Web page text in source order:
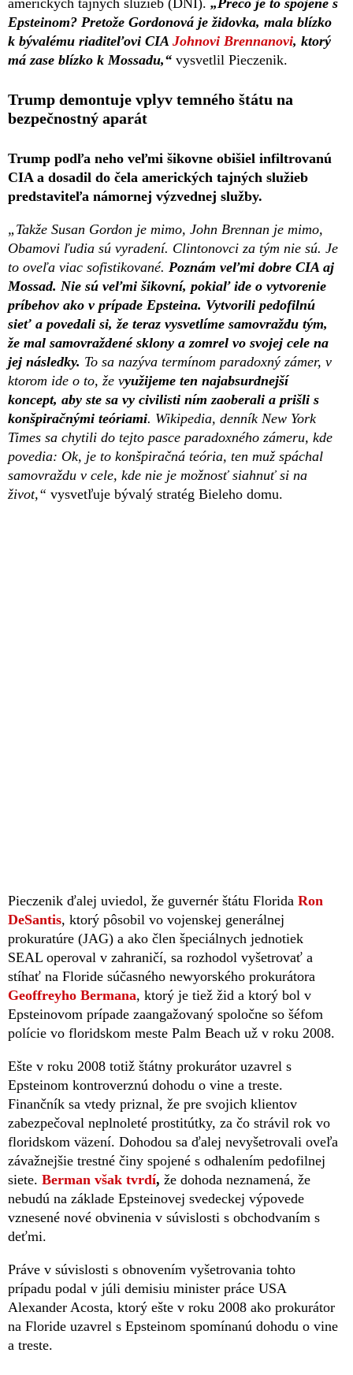
Epsteinom? Pretože Gordonová je židovka, mala blízko
k bývalému riaditeľovi CIA Johnovi Brennanovi, ktorý
má zase blízko k Mossadu,“ vysvetlil Pieczenik.
Trump demontuje vplyv temného štátu na
bezpečnostný aparát
Trump podľa neho veľmi šikovne obišiel infiltrovanú
CIA a dosadil do čela amerických tajných služieb
predstaviteľa námornej výzvednej služby.
„Takže Susan Gordon je mimo, John Brennan je mimo,
Obamovi ľudia sú vyradení. Clintonovci za tým nie sú. Je
to oveľa viac sofistikované. Poznám veľmi dobre CIA aj
Mossad. Nie sú veľmi šikovní, pokiaľ ide o vytvorenie
príbehov ako v prípade Epsteina. Vytvorili pedofilnú
sieť a povedali si, že teraz vysvetlíme samovraždu tým,
že mal samovraždené sklony a zomrel vo svojej cele na
jej následky. To sa nazýva termínom paradoxný zámer, v
ktorom ide o to, že využijeme ten najabsurdnejší
koncept, aby ste sa vy civilisti ním zaoberali a prišli s
konšpiračnými teóriami. Wikipedia, denník New York
Times sa chytili do tejto pasce paradoxného zámeru, kde
povedia: Ok, je to konšpiračná teória, ten muž spáchal
samovraždu v cele, kde nie je možnosť siahnuť si na
život,“ vysvetľuje bývalý stratég Bieleho domu.
Pieczenik ďalej uviedol, že guvernér štátu Florida Ron
DeSantis, ktorý pôsobil vo vojenskej generálnej
prokuratúre (JAG) a ako člen špeciálnych jednotiek
SEAL operoval v zahraničí, sa rozhodol vyšetrovať a
stíhať na Floride súčasného newyorského prokurátora
Geoffreyho Bermana, ktorý je tiež žid a ktorý bol v
Epsteinovom prípade zaangažovaný spoločne so šéfom
polície vo floridskom meste Palm Beach už v roku 2008.
Ešte v roku 2008 totiž štátny prokurátor uzavrel s
Epsteinom kontroverznú dohodu o vine a treste.
Finančník sa vtedy priznal, že pre svojich klientov
zabezpečoval neplnoleté prostitútky, za čo strávil rok vo
floridskom väzení. Dohodou sa ďalej nevyšetrovali oveľa
závažnejšie trestné činy spojené s odhalením pedofilnej
siete. Berman však tvrdí, že dohoda neznamená, že
nebudú na základe Epsteinovej svedeckej výpovede
vznesené nové obvinenia v súvislosti s obchodvaním s
deťmi.
Práve v súvislosti s obnovením vyšetrovania tohto
prípadu podal v júli demisiu minister práce USA
Alexander Acosta, ktorý ešte v roku 2008 ako prokurátor
na Floride uzavrel s Epsteinom spomínanú dohodu o vine
a treste.